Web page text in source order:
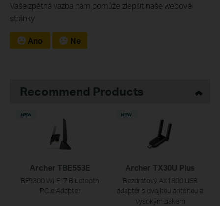
Vaše zpětná vazba nám pomůže zlepšit naše webové
stránky
Ano Ne
Recommend Products
Archer TBE553E
BE9300 Wi-Fi 7 Bluetooth
PCIe Adapter
NEW
Archer TX30U Plus
Bezdrátový AX1800 USB
adaptér s dvojitou anténou a
vysokým ziskem
NEW